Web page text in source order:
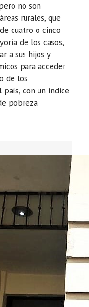
no son
rurales, que
cuatro o cinco
de los casos,
a sus hijos y
para acceder
de los
con un índice
pobreza